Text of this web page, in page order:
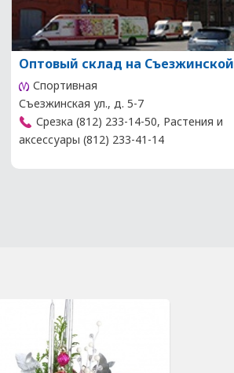
Оптовый склад на Съезжинской
Спортивная
Съезжинская ул., д. 5-7
Срезка (812) 233-14-50, Растения и
аксессуары (812) 233-41-14